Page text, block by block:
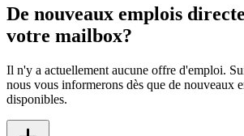
De nouveaux emplois
votre mailbox?
Il n'y a actuellement aucune offre d'emploi.
nous vous informerons dès que de nouveaux
disponibles.